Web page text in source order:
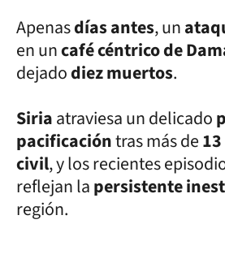
Apenasdías antes, un
en uncafé céntrico de
dejadodiez muertos.
Siriaatraviesa un delicado
pacificacióntras más de
civil, y los recientes
reflejan lapersistente
región.